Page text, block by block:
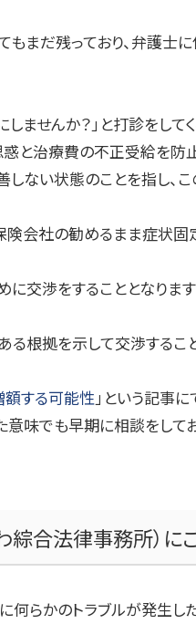
まだ残っており、弁護士
せんか？」と打診をしてく
と治療費の不正受給を防
ない状態のことを指し
険会社の勧めるまま症
に交渉をすることとなり
根拠を示して交渉するこ
する可能性」という記事
意味でも早期に相談をして
綜合法律事務所） に
らかのトラブルが発生し